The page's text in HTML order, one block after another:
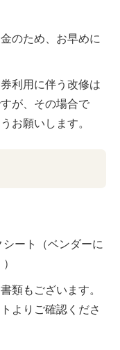
のため、お早めに
利用に伴う改修は
が、その場合で
お願いします。
ート（ベンダーに
類もございます。
よりご確認くださ